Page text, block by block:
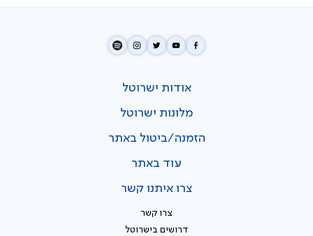
אודות ישרוטל
מלונות ישרוטל
הזמנה/ביטול באתר
עוד באתר
צרו איתנו קשר
צרו קשר
דרושים בישרוטל